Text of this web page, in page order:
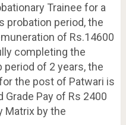
Trainee for a
probation period, the
of Rs.14600
completing the
of 2 years, the
the post of Patwari is
Grade Pay of Rs 2400
Matrix by the